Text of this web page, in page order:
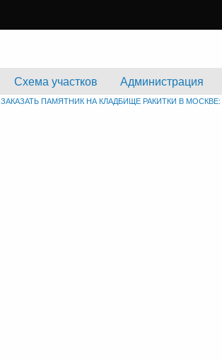
Схема участков Администрация
ЗАКАЗАТЬ ПАМЯТНИК НА КЛАДБИЩЕ РАКИТКИ В